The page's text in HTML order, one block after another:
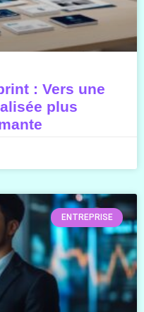
: Vers une
plus
ENTREPRISE